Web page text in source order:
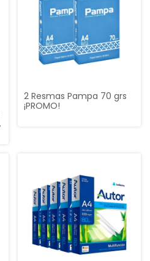
2 Resmas Pampa 70 grs
¡PROMO!